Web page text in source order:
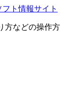
フト情報サイト
方などの操作方